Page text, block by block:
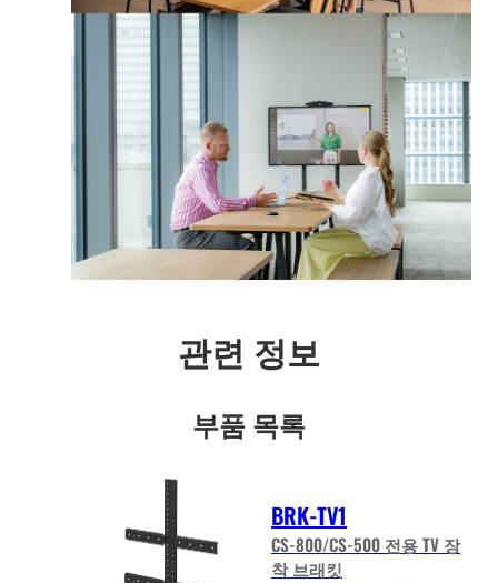
관련 정보
부품 목록
BRK-TV1
CS-800/CS-500 전용 TV 장
착 브래킷